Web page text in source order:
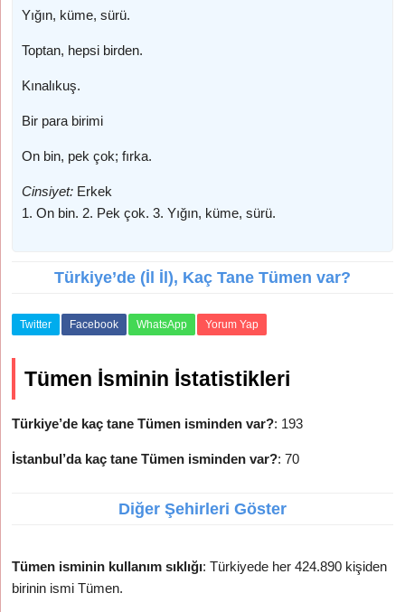
Yığın, küme, sürü.
Toptan, hepsi birden.
Kınalıkuş.
Bir para birimi
On bin, pek çok; fırka.
Cinsiyet: Erkek
1. On bin. 2. Pek çok. 3. Yığın, küme, sürü.
Türkiye’de (İl İl), Kaç Tane Tümen var?
Twitter Facebook WhatsApp Yorum Yap
Tümen İsminin İstatistikleri
Türkiye’de kaç tane Tümen isminden var?: 193
İstanbul’da kaç tane Tümen isminden var?: 70
Diğer Şehirleri Göster
Tümen isminin kullanım sıklığı: Türkiyede her 424.890 kişiden
birinin ismi Tümen.